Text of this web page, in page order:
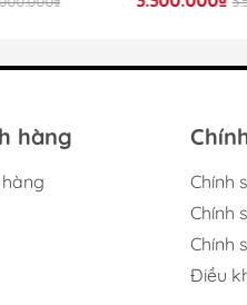
từ chất liệu gỗ MDF dày
sáng với các
hàng
Chính
Chính
Chính
Điều